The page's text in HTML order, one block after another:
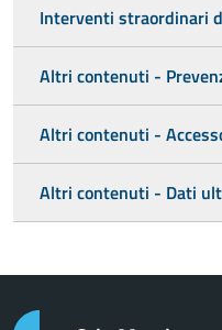
Interventi straordinari
Altri contenuti -
Altri contenuti -
Altri contenuti - Dati